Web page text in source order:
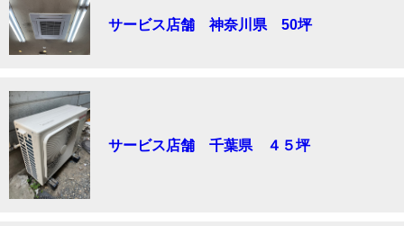
サービス店舗 神奈川県 50坪
サービス店舗 千葉県 ４５坪